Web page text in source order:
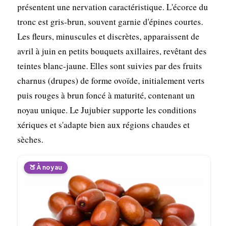
présentent une nervation caractéristique. L'écorce du
tronc est gris-brun, souvent garnie d'épines courtes.
Les fleurs, minuscules et discrètes, apparaissent de
avril à juin en petits bouquets axillaires, revêtant des
teintes blanc-jaune. Elles sont suivies par des fruits
charnus (drupes) de forme ovoïde, initialement verts
puis rouges à brun foncé à maturité, contenant un
noyau unique. Le Jujubier supporte les conditions
xériques et s'adapte bien aux régions chaudes et
sèches.
🍑 À noyau